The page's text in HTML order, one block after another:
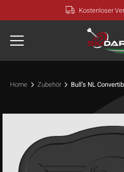
Inhalt
Kostenloser
Home Zubehör Bull’s NL